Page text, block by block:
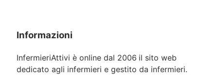
Informazioni
InfermieriAttivi è online dal 2006 il sito web
dedicato agli infermieri e gestito da infermieri.